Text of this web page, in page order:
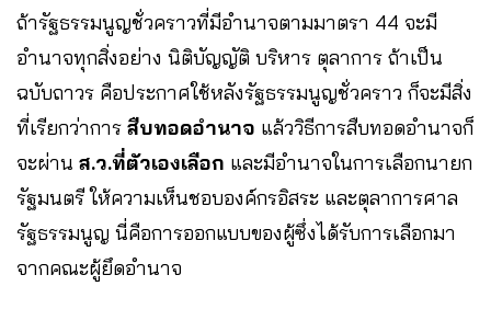
ถ้ารัฐธรรมนูญชั่วคราวที่มีอำนาจตามมาตรา 44 จะมี
อำนาจทุกสิ่งอย่าง นิติบัญญัติ บริหาร ตุลาการ ถ้าเป็น
ฉบับถาวร คือประกาศใช้หลังรัฐธรรมนูญชั่วคราว ก็จะมีสิ่ง
ที่เรียกว่าการ สืบทอดอำนาจ แล้ววิธีการสืบทอดอำนาจก็
จะผ่าน ส.ว.ที่ตัวเองเลือก และมีอำนาจในการเลือกนายก
รัฐมนตรี ให้ความเห็นชอบองค์กรอิสระ และตุลาการศาล
รัฐธรรมนูญ นี่คือการออกแบบของผู้ซึ่งได้รับการเลือกมา
จากคณะผู้ยึดอำนาจ